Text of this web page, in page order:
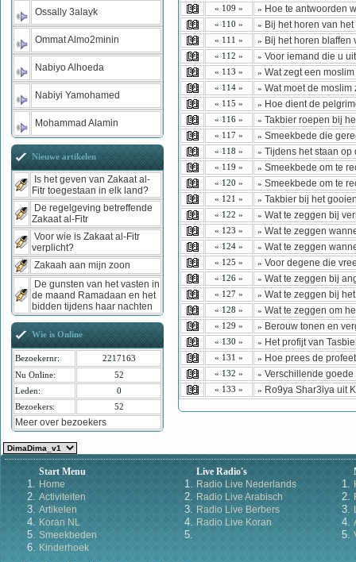
« 109 » » Hoe te antwoorden
« 110 » » Bij het horen van
« 111 » » Bij het horen blaffen
« 112 » » Voor iemand die u
« 113 » » Wat zegt een
« 114 » » Wat moet de
« 115 » » Hoe dient de
« 116 » » Takbier roepen bij
« 117 » » Smeekbede die
« 118 » » Tijdens het staan op
« 119 » » Smeekbede om te
« 120 » » Smeekbede om te
« 121 » » Takbier bij het
« 122 » » Wat te zeggen bij
« 123 » » Wat te zeggen
« 124 » » Wat te zeggen
« 125 » » Voor degene die
« 126 » » Wat te zeggen bij
« 127 » » Wat te zeggen bij
« 128 » » Wat te zeggen om
« 129 » » Berouw tonen en
« 130 » » Het profijt van
« 131 » » Hoe prees de
« 132 » » Verschillende
« 133 » » Ro9ya Shar3iya uit
Ossally 3alayk
Ommat Almo2minin
Nabiyo Alhoeda
Nabiyi Yamohamed
Mohammad Alamin
Nieuwe artikelen
Is het geven van Zakaat al-
Fitr toegestaan in elk land?
De regelgeving betreffende
Zakaat al-Fitr
Voor wie is Zakaat al-Fitr
verplicht?
Zakaah aan mijn zoon
De gunsten van het vasten in
de maand Ramadaan en het
bidden tijdens haar nachten
Wie is Online
Bezoekernr:
2217163
Nu Online:
52
Leden:
0
Bezoekers:
52
Meer over bezoekers
Start Menu
Home
Activiteiten
Artikelen
Koran NL
Smeekbeden
Kinderhoek
Live Radio's
Radio Live Nederlands
Radio Live Arabisch
Radio Live Berbers
Radio Live Koran